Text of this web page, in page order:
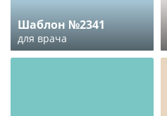
Шаблон №2341
для врача